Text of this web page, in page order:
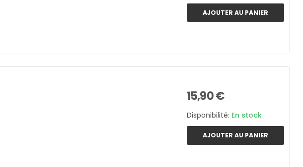
AJOUTER AU PANIER
15,90 €
Disponibilité: En stock
AJOUTER AU PANIER